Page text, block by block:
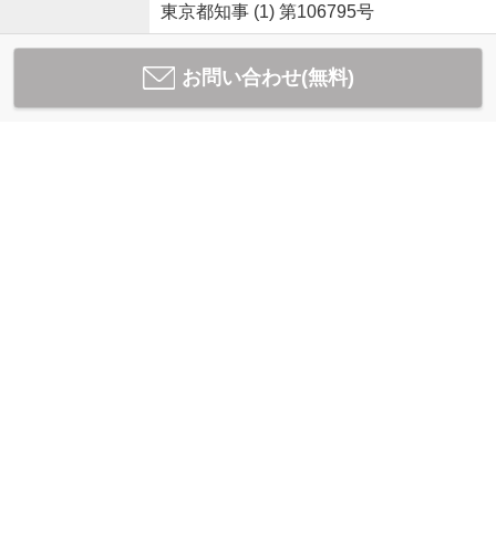
東京都知事 (1) 第106795号
お問い合わせ(無料)